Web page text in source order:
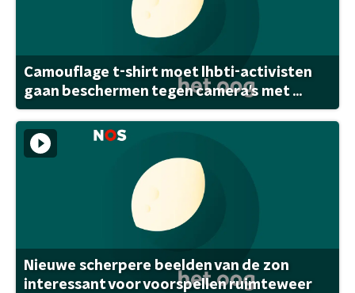
Camouflage t-shirt moet lhbti-activisten
gaan beschermen tegen camera's met ...
Nieuwe scherpere beelden van de zon
interessant voor voorspellen ruimteweer